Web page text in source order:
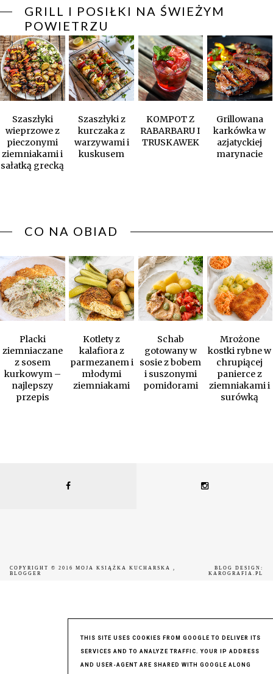
GRILL I POSIŁKI NA ŚWIEŻYM
POWIETRZU
Szaszłyki
wieprzowe z
pieczonymi
ziemniakami i
sałatką grecką
Szaszłyki z
kurczaka z
warzywami i
kuskusem
KOMPOT Z
RABARBARU I
TRUSKAWEK
Grillowana
karkówka w
azjatyckiej
marynacie
CO NA OBIAD
Placki
ziemniaczane
z sosem
kurkowym –
najlepszy
przepis
Kotlety z
kalafiora z
parmezanem i
młodymi
ziemniakami
Schab
gotowany w
sosie z bobem
i suszonymi
pomidorami
Mrożone
kostki rybne w
chrupiącej
panierce z
ziemniakami i
surówką
COPYRIGHT © 2016 MOJA KSIĄŻKA KUCHARSKA
BLOGGER
BLOG DESIGN:
KAROGRAFIA.PL
THIS SITE USES COOKIES FROM GOOGLE TO DELIVER ITS
SERVICES AND TO ANALYZE TRAFFIC. YOUR IP ADDRESS
AND USER-AGENT ARE SHARED WITH GOOGLE ALONG